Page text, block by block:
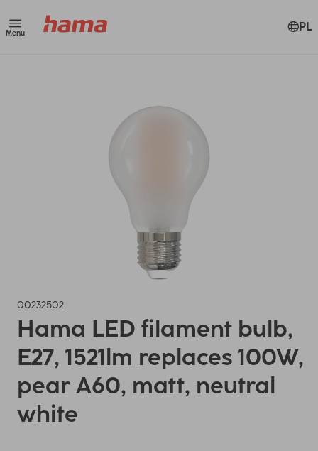
Menu PL
00232502
Hama LED filament bulb,
E27, 1521lm replaces 100W,
pear A60, matt, neutral
white